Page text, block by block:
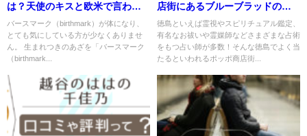
は？天使のキスと欧米で言われ
る理由や生まれつきのあざの位
置でわかるスピリチュアルな意
味も完全紹介【バースマークが
バースマーク（birthmark）が体になり、
とても気にしている方が少なくありませ
ん。 生まれつきのあざを「バースマーク
（birthmark...
店街にあるブルーブラッドの劉
蒼天先生や占い処はるいち堂、
千里眼徳島駅前店やガラスの部
屋など完全紹介！
徳島といえば霊視やスピリチュアル鑑定、
有名なお祓いや霊媒師などさまざまな占術
をもつ占い師が多数！そんな徳島でよく当
たるといわれるポッポ商店街...